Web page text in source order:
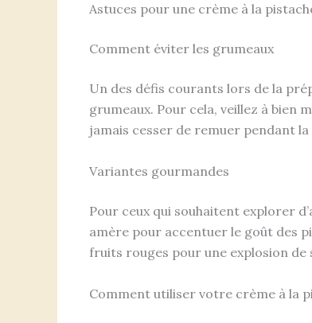
Astuces pour une crème à la
Comment éviter les grumeaux
Un des défis courants lors de la
grumeaux. Pour cela, veillez à bien
jamais cesser de remuer pendant
Variantes gourmandes
Pour ceux qui souhaitent explorer
amère pour accentuer le goût des
fruits rouges pour une explosion
Comment utiliser votre crème à la